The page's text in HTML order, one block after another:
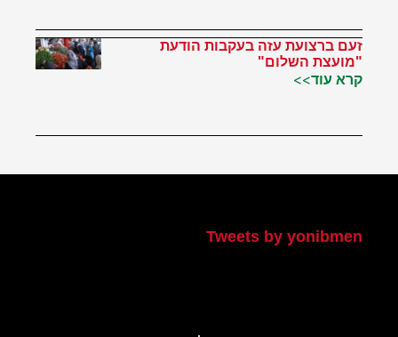
זעם ברצועת עזה בעקבות הודעת
"מועצת השלום"
קרא עוד>>
Tweets by yonibmen